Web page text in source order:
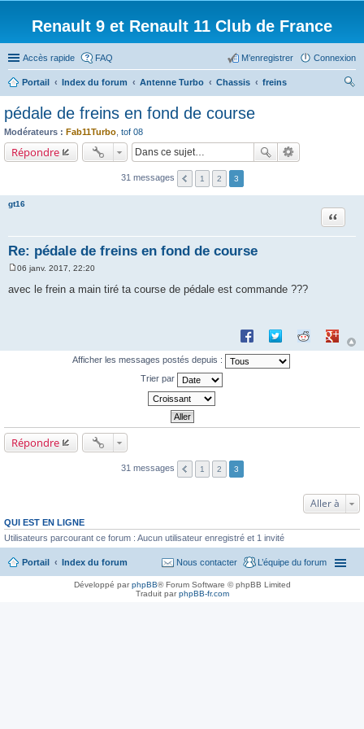
Renault 9 et Renault 11 Club de France
Accès rapide FAQ Connexion
M’enregistrer
Portail Index du forum Antenne Turbo Chassis
freins
pédale de freins en fond de course
Modérateurs : Fab11Turbo tof 08
Répondre
31 messages 1 2 3
gt16
Re: pédale de freins en fond de course
Citation
s
06 janv. 2017, 22:20
avec le frein a main tiré ta course de pédale est commande ???
Partager sur Facebook
Partager sur Twitter
Partager sur
Afficher les messages postés depuis :
Trier par
Répondre
31 messages 1 2 3
Aller à
QUI EST EN LIGNE
Utilisateurs parcourant ce forum : Aucun utilisateur enregistré et 1 invité
Portail Index du forum L’équipe du forum
Nous contacter
Développé parphpBB® Forum Software © phpBB Limited
Traduit parphpBB-fr.com